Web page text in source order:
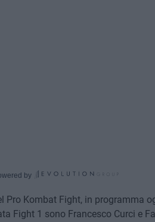
by
Pro Kombat Fight, in programma
Fight 1 sono Francesco Curci e